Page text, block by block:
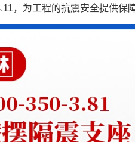
，为工程的抗震安全提供保